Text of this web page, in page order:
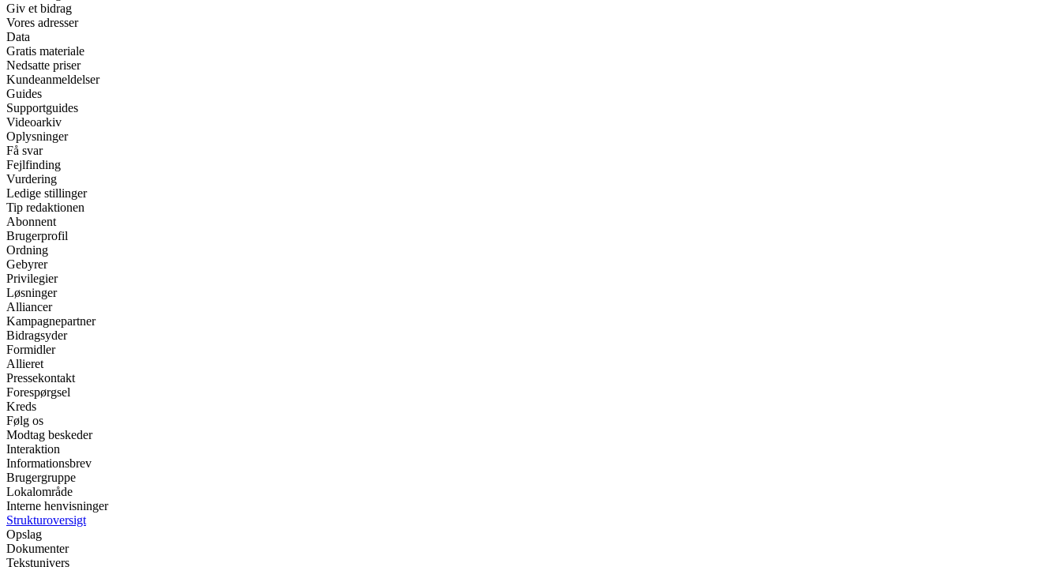
Giv et bidrag
Vores adresser
Data
Gratis materiale
Nedsatte priser
Kundeanmeldelser
Guides
Supportguides
Videoarkiv
Oplysninger
Få svar
Fejlfinding
Vurdering
Ledige stillinger
Tip redaktionen
Abonnent
Brugerprofil
Ordning
Gebyrer
Privilegier
Løsninger
Alliancer
Kampagnepartner
Bidragsyder
Formidler
Allieret
Pressekontakt
Forespørgsel
Kreds
Følg os
Modtag beskeder
Interaktion
Informationsbrev
Brugergruppe
Lokalområde
Interne henvisninger
Strukturoversigt
Opslag
Dokumenter
Tekstunivers